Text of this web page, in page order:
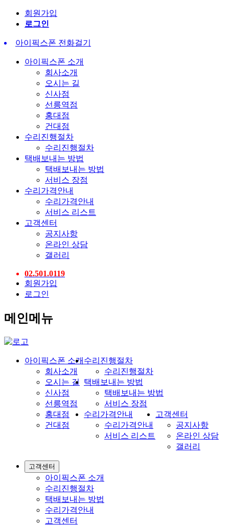
회원가입
로그인
아이픽스폰 전화걸기
아이픽스폰 소개
회사소개
오시는 길
신사점
선릉역점
홍대점
건대점
수리진행절차
수리진행절차
택배보내는 방법
택배보내는 방법
서비스 장점
수리가격안내
수리가격안내
서비스 리스트
고객센터
공지사항
온라인 상담
갤러리
02.501.0119
회원가입
로그인
메인메뉴
아이픽스폰 소개
회사소개
오시는 길
신사점
선릉역점
홍대점
건대점
수리진행절차
수리진행절차
택배보내는 방법
택배보내는 방법
서비스 장점
수리가격안내
수리가격안내
서비스 리스트
고객센터
공지사항
온라인 상담
갤러리
고객센터
아이픽스폰 소개
수리진행절차
택배보내는 방법
수리가격안내
고객센터